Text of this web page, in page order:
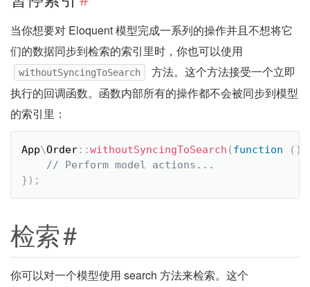
当你想要对 Eloquent 模型完成一系列的操作并且不想将它
们的数据同步到检索的索引里时，你也可以使用
withoutSyncingToSearch
方法。这个方法接受一个立即
执行的回调函数。函数内部所有的操作都不会被同步到模型
的索引里：
App\Order::withoutSyncingToSearch ( function ( )
} ) ;
检索#
你可以对一个模型使用 search 方法来检索。这个